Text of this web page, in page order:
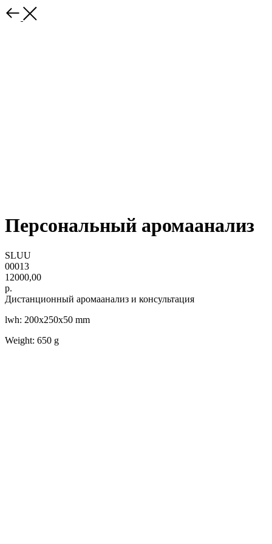
Персональный аромаанализ
SLUU
00013
12000,00
р.
Дистанционный аромаанализ и консультация
lwh: 200x250x50 mm
Weight: 650 g